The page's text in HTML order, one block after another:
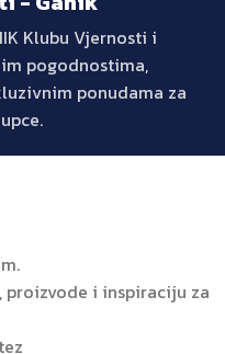
Klubu Vjernosti i
pogodnostima,
ponudama za
proizvode i inspiraciju za